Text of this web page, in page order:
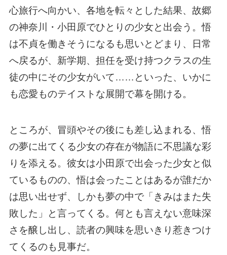
心旅行へ向かい、各地を転々とした結果、故郷
の神奈川・小田原でひとりの少女と出会う。悟
は不貞を働きそうになるも思いとどまり、日常
へ戻るが、新学期、担任を受け持つクラスの生
徒の中にその少女がいて……といった、いかに
も恋愛ものテイストな展開で幕を開ける。
ところが、冒頭やその後にも差し込まれる、悟
の夢に出てくる少女の存在が物語に不思議な彩
りを添える。彼女は小田原で出会った少女と似
ているものの、悟は会ったことはあるが誰だか
は思い出せず、しかも夢の中で「きみはまた失
敗した」と言ってくる。何とも言えない意味深
さを醸し出し、読者の興味を思いきり惹きつけ
てくるのも見事だ。